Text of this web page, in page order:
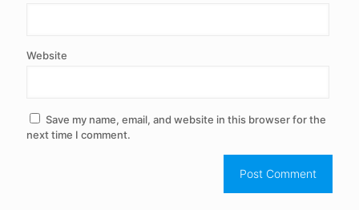
Website
Save my name, email, and website in this browser for the
next time I comment.